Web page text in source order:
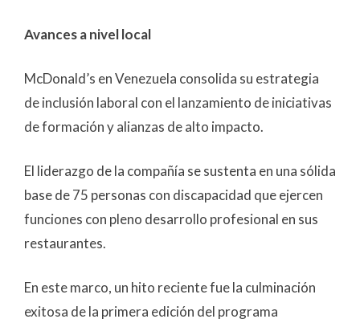
Avances a nivel local
McDonald’s en Venezuela consolida su estrategia
de inclusión laboral con el lanzamiento de iniciativas
de formación y alianzas de alto impacto.
El liderazgo de la compañía se sustenta en una sólida
base de 75 personas con discapacidad que ejercen
funciones con pleno desarrollo profesional en sus
restaurantes.
En este marco, un hito reciente fue la culminación
exitosa de la primera edición del programa